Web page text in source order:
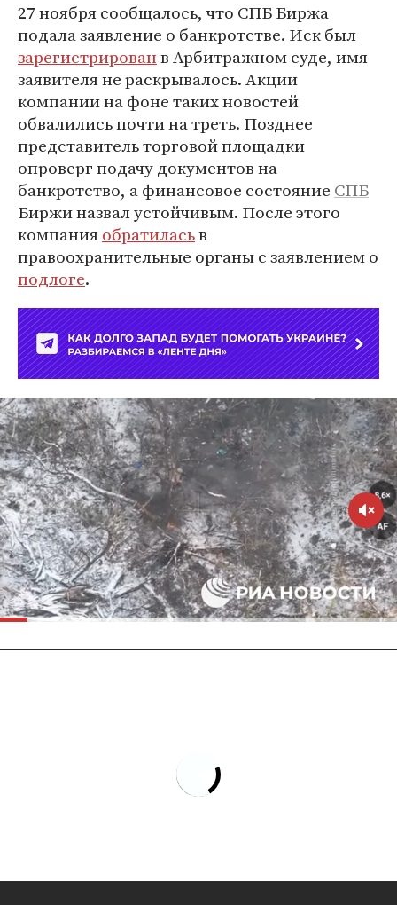
27 ноября сообщалось, что СПБ Биржа
подала заявление о банкротстве. Иск был
зарегистрированв Арбитражном суде, имя
заявителя не раскрывалось. Акции
компании на фоне таких новостей
обвалились почти на треть. Позднее
представитель торговой площадки
опроверг подачу документов на
банкротство, а финансовое состояние СПБ
Биржи назвал устойчивым. После этого
компанияобратиласьв
правоохранительные органы с заявлением о
подлоге.